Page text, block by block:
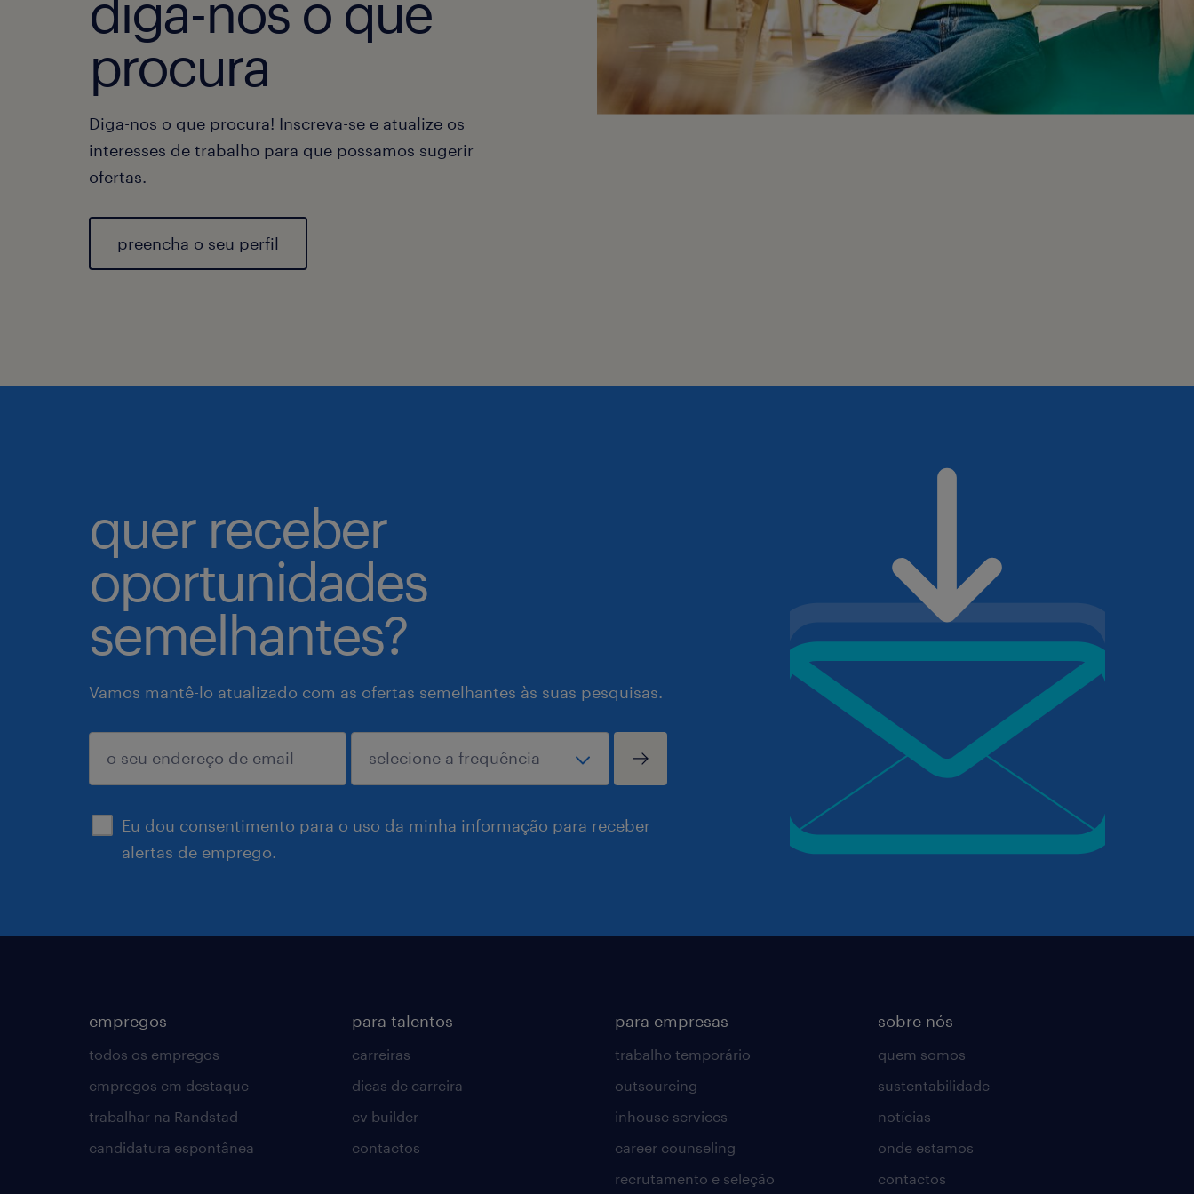
procura
Diga-nos o que procura! Inscreva-se e atualize os
interesses de trabalho para que possamos sugerir
ofertas.
preencha o seu perfil
quer receber
oportunidades
semelhantes?
Vamos mantê-lo atualizado com as ofertas semelhantes às suas pesquisas.
Eu dou consentimento para o uso da minha informação para receber
alertas de emprego.
enviar
empregos
todos os empregos
empregos em destaque
trabalhar na Randstad
candidatura espontânea
para talentos
carreiras
dicas de carreira
cv builder
contactos
para empresas
trabalho temporário
outsourcing
inhouse services
career counseling
recrutamento e seleção
sobre nós
quem somos
sustentabilidade
notícias
onde estamos
contactos